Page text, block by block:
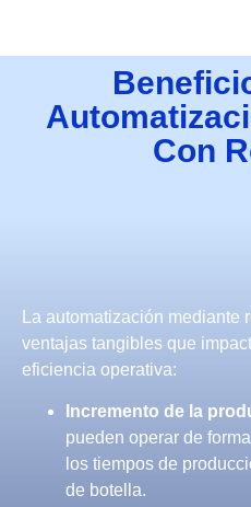
Con
La automatización mediante
ventajas tangibles que
eficiencia operativa:
Incremento de la
pueden operar de
los tiempos de
de botella.